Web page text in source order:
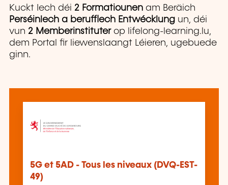
Kuckt Iech déi 2 Formatiounen am Beräich
Perséinlech a berufflech Entwécklung un, déi
vun 2 Memberinstituter op lifelong-learning.lu,
dem Portal fir liewenslaangt Léieren, ugebuede
ginn.
5G et 5AD - Tous les niveaux (DVQ-EST-
49)